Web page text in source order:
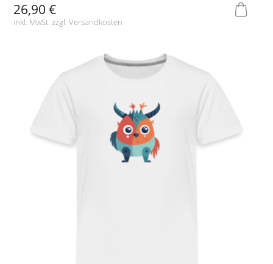
26,90 €
inkl. MwSt. zzgl.Versandkosten